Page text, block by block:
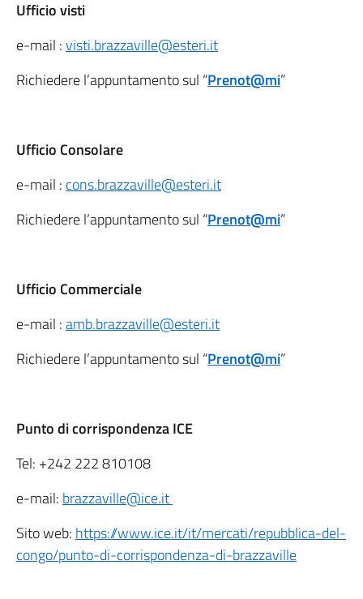
Ufficio visti
e-mail :visti.brazzaville@esteri.it
Richiedere l’appuntamento sul “Prenot@mi”
Ufficio Consolare
e-mail : cons.brazzaville@esteri.it
Richiedere l’appuntamento sul “Prenot@mi”
Ufficio Commerciale
e-mail :amb.brazzaville@esteri.it
Richiedere l’appuntamento sul “Prenot@mi”
Punto di corrispondenza ICE
Tel: +242 222 810108
e-mail: brazzaville@ice.it
Sito web: https://www.ice.it/it/mercati/repubblica-del-
congo/punto-di-corrispondenza-di-brazzaville